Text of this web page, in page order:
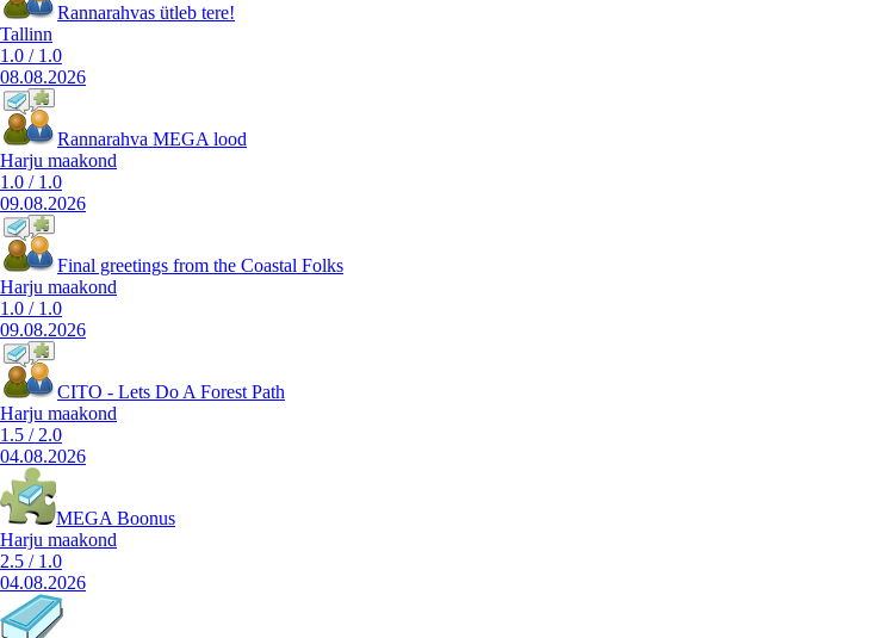
Rannarahvas ütleb tere!
Tallinn
1.0 / 1.0
08.08.2026
Rannarahva MEGA lood
Harju maakond
1.0 / 1.0
09.08.2026
Final greetings from the Coastal Folks
Harju maakond
1.0 / 1.0
09.08.2026
CITO - Lets Do A Forest Path
Harju maakond
1.5 / 2.0
04.08.2026
MEGA Boonus
Harju maakond
2.5 / 1.0
04.08.2026